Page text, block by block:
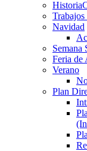
Navidad
Semana
Feria de
Verano
Plan